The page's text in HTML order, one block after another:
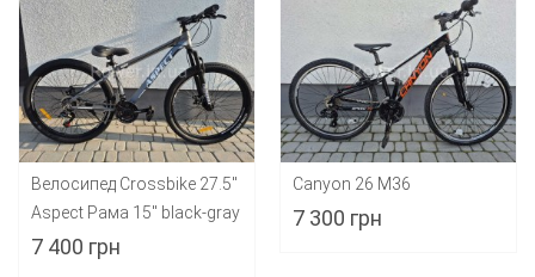
Велосипед Crossbike 27.5"
Aspect Рама 15" black-gray
7 400 грн
Canyon 26 M36
7 300 грн